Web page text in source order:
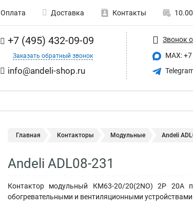
Оплата Доставка Контакты
+7 (495) 432-09-09
Заказать обратный звонок
info@andeli-shop.ru
Звонок
MAX:
Главная Контакторы Модульные Andeli
Andeli ADL08-231
Контактор модульный КМ63-20/20(2NO) 2P 20A
обогревательными и вентиляционными устройствами